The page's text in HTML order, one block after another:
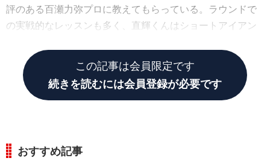
評のある百瀬力弥プロに教えてもらっている。ラウンドで
の実戦的なレッスンも多く、直輝くんはショートアイアン
この記事は会員限定です
続きを読むには会員登録が必要です
おすすめ記事